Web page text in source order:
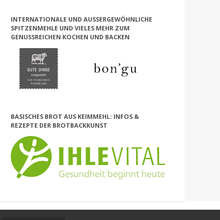
INTERNATIONALE UND AUSSERGEWÖHNLICHE S
PITZENMEHLE UND VIELES MEHR ZUM G
ENUSSREICHEN KOCHEN UND BACKEN
BASISCHES BROT AUS KEIMMEHL: INFOS &
REZEPTE DER BROTBACKKUNST